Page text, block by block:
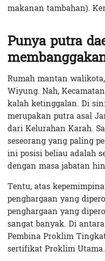
makanan tambahan).
Punya putra
Rumah mantan
Wiyung. Nah,
kalah ketinggalan. Di
merupakan putra asal
dari Kelurahan Karah.
seseorang yang paling
ini posisi beliau adalah
dengan masa jabatan
Tentu, atas
penghargaan yang
penghargaan yang
sangat banyak. Di
Pembina Proklim
sertifikat Proklim Utama.